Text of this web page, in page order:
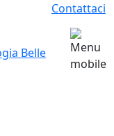
Contattaci